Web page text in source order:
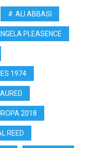
ALI ABBASI
PLEASENCE
1974
2018
REED